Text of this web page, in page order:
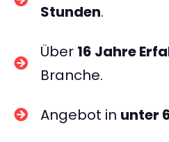
Stunden.
Über 16 Jahre
Branche.
Angebot in unter